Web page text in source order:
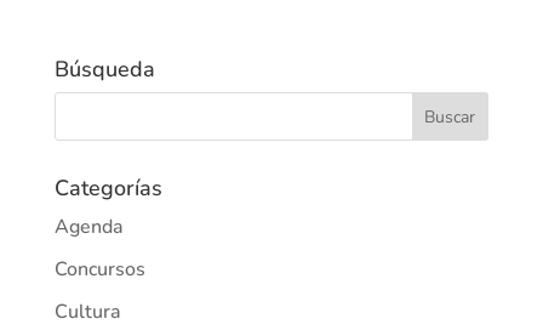
Búsqueda
Categorías
Agenda
Concursos
Cultura